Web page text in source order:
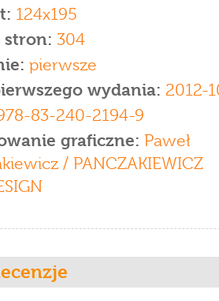
124x195
stron: 304
pierwsze
wydania: 2012-
83-240-2194-9
graficzne: Paweł
/ PANCZAKIEWICZ